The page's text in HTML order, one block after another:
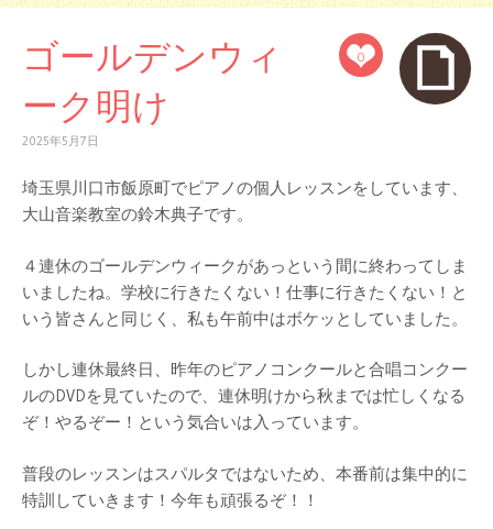
0
ゴールデンウィ
ーク明け
2025年5月7日
埼玉県川口市飯原町でピアノの個人レッスンをしています、
大山音楽教室の鈴木典子です。
４連休のゴールデンウィークがあっという間に終わってしま
いましたね。学校に行きたくない！仕事に行きたくない！と
いう皆さんと同じく、私も午前中はボケッとしていました。
しかし連休最終日、昨年のピアノコンクールと合唱コンクー
ルのDVDを見ていたので、連休明けから秋までは忙しくなる
ぞ！やるぞー！という気合いは入っています。
普段のレッスンはスパルタではないため、本番前は集中的に
特訓していきます！今年も頑張るぞ！！